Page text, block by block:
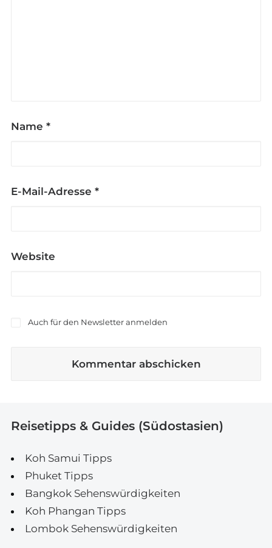
Name *
E-Mail-Adresse *
Website
Auch für den Newsletter anmelden
Reisetipps & Guides (Südostasien)
Koh Samui Tipps
Phuket Tipps
Bangkok Sehenswürdigkeiten
Koh Phangan Tipps
Lombok Sehenswürdigkeiten